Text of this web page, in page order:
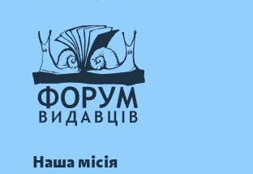
Наша місія